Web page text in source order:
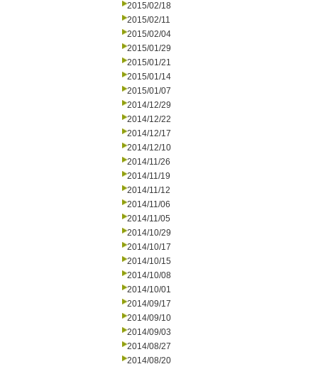
2015/02/18
2015/02/11
2015/02/04
2015/01/29
2015/01/21
2015/01/14
2015/01/07
2014/12/29
2014/12/22
2014/12/17
2014/12/10
2014/11/26
2014/11/19
2014/11/12
2014/11/06
2014/11/05
2014/10/29
2014/10/17
2014/10/15
2014/10/08
2014/10/01
2014/09/17
2014/09/10
2014/09/03
2014/08/27
2014/08/20